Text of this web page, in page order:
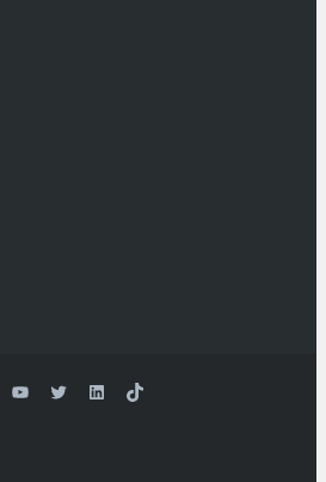
YouTube Twitter LinkedIn TikTok